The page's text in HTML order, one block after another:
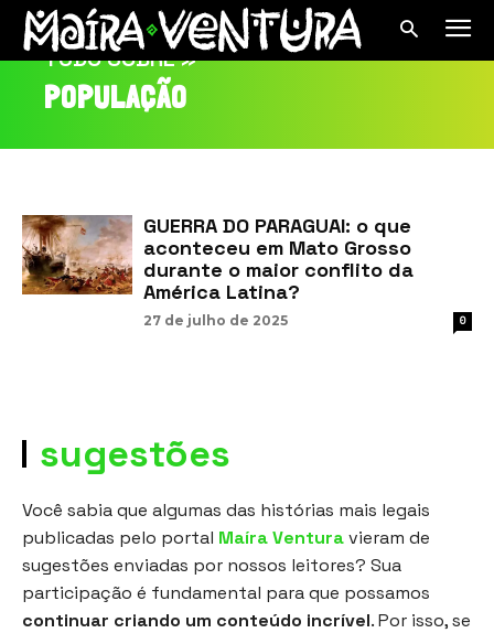
TUDO SOBRE »
POPULAÇÃO
GUERRA DO PARAGUAI: o que
aconteceu em Mato Grosso
durante o maior conflito da
América Latina?
27 de julho de 2025 0
sugestões
Você sabia que algumas das histórias mais legais
publicadas pelo portal Maíra Venturavieram de
sugestões enviadas por nossos leitores? Sua
participação é fundamental para que possamos
continuar criando um conteúdo incrível. Por isso, se